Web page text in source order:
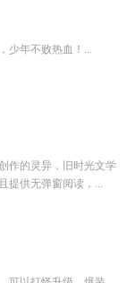
少年不败热血！...
作的灵异，旧时光文学
提供无弹窗阅读，...